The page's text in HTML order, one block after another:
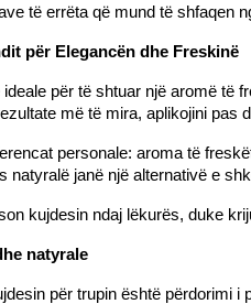
të errëta që mund të shfaqen
për Elegancën dhe Freskinë
për të shtuar një aromë
më të mira, aplikojini
personale: aroma të
natyralë janë një alternativë e
kujdesin ndaj lëkurës, duke
natyrale
për trupin është përdorimi